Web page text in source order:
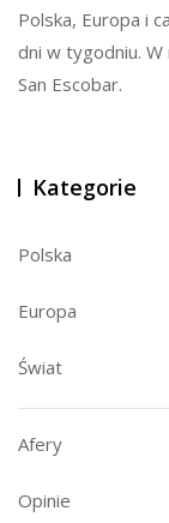
Polska, Europa i
dni w tygodniu.
San Escobar.
Kategorie
Polska
Europa
Świat
Afery
Opinie